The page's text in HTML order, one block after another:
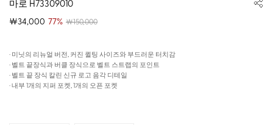
마로 H73309010
￦34,000 77% ￦150,000
· 미닛의 리뉴얼 버전, 커진 퀼팅 사이즈와 부드러운 터치감
· 벨트 끝장식과 버클 장식으로 벨트 스트랩의 포인트
· 벨트 끝 장식 칼린 신규 로고 음각 디테일
· 내부 1개의 지퍼 포켓, 1개의 오픈 포켓